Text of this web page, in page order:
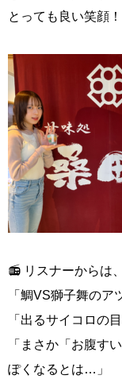
とっても良い笑顔！
📻 リスナーからは、
「鯛VS獅子舞のア
「出るサイコロの
「まさか「お腹す
ぽくなるとは…」